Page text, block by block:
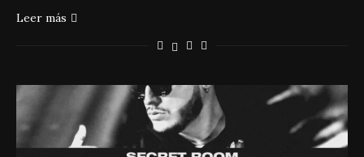
Leer más